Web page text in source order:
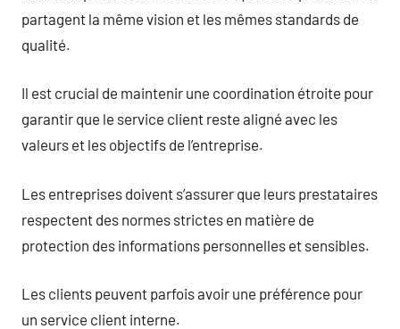
partagent la même vision et les mêmes standards de
qualité.
Il est crucial de maintenir une coordination étroite pour
garantir que le service client reste aligné avec les
valeurs et les objectifs de l’entreprise.
Les entreprises doivent s’assurer que leurs prestataires
respectent des normes strictes en matière de
protection des informations personnelles et sensibles.
Les clients peuvent parfois avoir une préférence pour
un service client interne.